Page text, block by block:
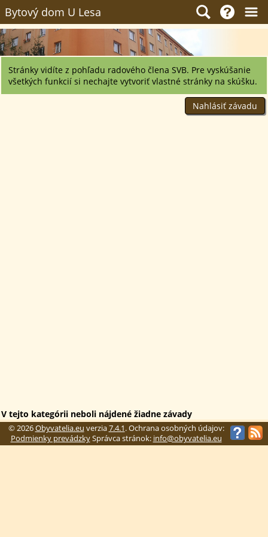
Bytový dom U Lesa
Stránky vidíte z pohľadu radového člena SVB. Pre vyskúšanie
všetkých funkcií si nechajte vytvoriť vlastné stránky na skúšku.
V tejto kategórii neboli nájdené žiadne závady
© 2026Obyvatelia.eu verzia7.4.1. Ochrana osobných údajov:
Podmienky prevádzkySprávca stránok: info@obyvatelia.eu